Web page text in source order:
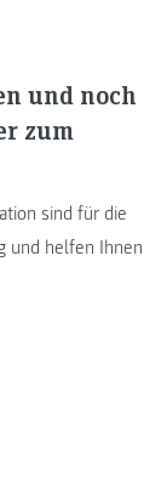
und noch
zum
sind für die
und helfen Ihnen